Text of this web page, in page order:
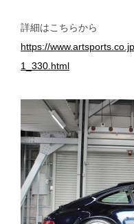
詳細はこちらから
https://
1_330.html